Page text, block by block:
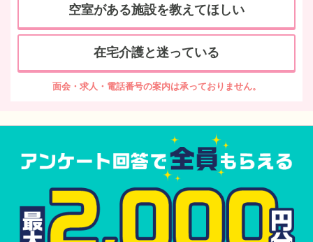
空室がある施設を教えてほしい
在宅介護と迷っている
面会・求人・電話番号の案内は承っておりません。